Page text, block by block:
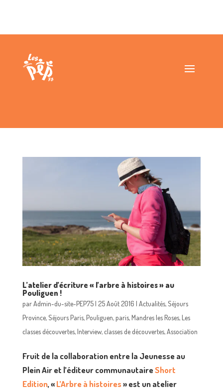
L’atelier d’écriture « l’arbre à histoires » au
Pouliguen !
parAdmin-du-site-PEP75| 25 Août 2016 Actualités, Séjours
Province, Séjours Paris, Pouliguen,paris, Mandres les Roses, Les
classes découvertes, Interview,classes de découvertes,Association
Fruit de la collaboration entre la Jeunesse au
Plein Air et l’éditeur communautaireShort
Edition, «L’Arbre à histoires» est un atelier